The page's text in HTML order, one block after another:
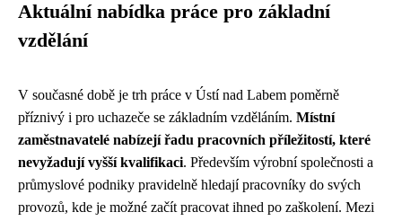
Aktuální nabídka práce pro základní
vzdělání
V současné době je trh práce v Ústí nad Labem poměrně
příznivý i pro uchazeče se základním vzděláním. Místní
zaměstnavatelé nabízejí řadu pracovních příležitostí, které
nevyžadují vyšší kvalifikaci. Především výrobní společnosti a
průmyslové podniky pravidelně hledají pracovníky do svých
provozů, kde je možné začít pracovat ihned po zaškolení. Mezi